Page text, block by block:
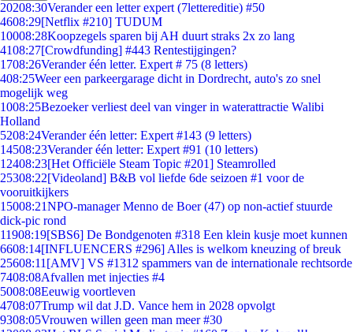
20208:30Verander een letter expert (7lettereditie) #50
4608:29[Netflix #210] TUDUM
10008:28Koopzegels sparen bij AH duurt straks 2x zo lang
4108:27[Crowdfunding] #443 Rentestijgingen?
1708:26Verander één letter. Expert # 75 (8 letters)
408:25Weer een parkeergarage dicht in Dordrecht, auto's zo snel
mogelijk weg
1008:25Bezoeker verliest deel van vinger in waterattractie Walibi
Holland
5208:24Verander één letter: Expert #143 (9 letters)
14508:23Verander één letter: Expert #91 (10 letters)
12408:23[Het Officiële Steam Topic #201] Steamrolled
25308:22[Videoland] B&B vol liefde 6de seizoen #1 voor de
vooruitkijkers
15008:21NPO-manager Menno de Boer (47) op non-actief stuurde
dick-pic rond
11908:19[SBS6] De Bondgenoten #318 Een klein kusje moet kunnen
6608:14[INFLUENCERS #296] Alles is welkom kneuzing of breuk
25608:11 [AMV] VS #1312 spammers van de internationale rechtsorde
7408:08Afvallen met injecties #4
5008:08Eeuwig voortleven
4708:07Trump wil dat J.D. Vance hem in 2028 opvolgt
9308:05Vrouwen willen geen man meer #30